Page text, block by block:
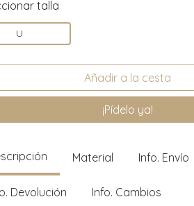
talla
U
¡Pídelo ya!
Material Info. Envío
Devolución Info. Cambios